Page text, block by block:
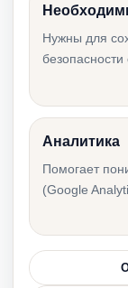
Ошибки по
подачи KMD
когда нужна
Нужны для
безопасности
Аналитика
Помогает
(Google